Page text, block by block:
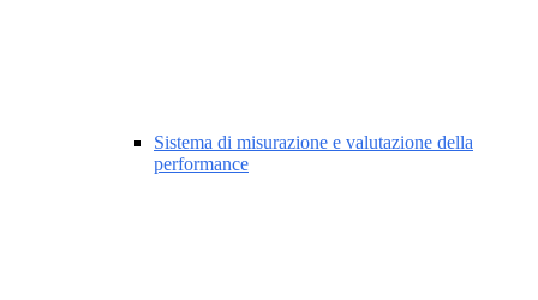
Sistema di misurazione e valutazione della
performance